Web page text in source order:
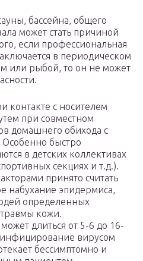
бассейна, общего
может стать причиной
если профессиональная
в периодическом
или рыбой, то он не может
контакте с носителем
при совместном
домашнего обихода с
быстро
в детских коллективах
секциях и т.д.).
принято считать
набухание эпидермиса,
определенных
кожи.
длиться от 5-6 до 16-
вирусом
бессимптомно и